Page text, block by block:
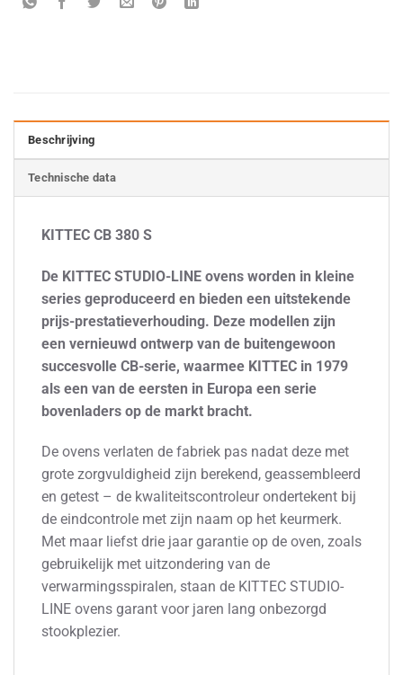
Beschrijving
Technische data
KITTEC CB 380 S
De KITTEC STUDIO-LINE ovens worden in kleine
series geproduceerd en bieden een uitstekende
prijs-prestatieverhouding. Deze modellen zijn
een vernieuwd ontwerp van de buitengewoon
succesvolle CB-serie, waarmee KITTEC in 1979
als een van de eersten in Europa een serie
bovenladers op de markt bracht.
De ovens verlaten de fabriek pas nadat deze met
grote zorgvuldigheid zijn berekend, geassembleerd
en getest – de kwaliteitscontroleur ondertekent bij
de eindcontrole met zijn naam op het keurmerk.
Met maar liefst drie jaar garantie op de oven, zoals
gebruikelijk met uitzondering van de
verwarmingsspiralen, staan de KITTEC STUDIO-
LINE ovens garant voor jaren lang onbezorgd
stookplezier.